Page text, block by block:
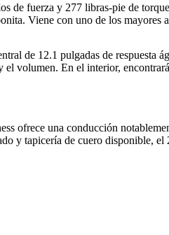
de fuerza y ​​277 libras-pie de
Viene con uno de los
de 12.1 pulgadas de
volumen. En el interior,
ofrece una conducción
y tapicería de cuero disponible,